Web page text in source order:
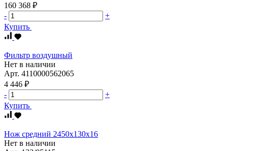
160 368 ₽
-
+
Купить
Фильтр воздушный
Нет в наличии
Арт. 4110000562065
4 446 ₽
-
+
Купить
Нож средний 2450х130х16
Нет в наличии